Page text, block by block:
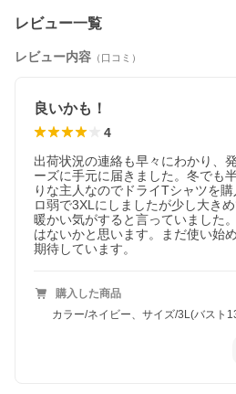
です。
バクネのリカバリーウェア(上下別売)
寝苦しい夏の夜もぐっすりと。
1日頑張った疲れを癒すメッシュ素材
まるで着ていないような軽さと、汗を
夏の睡眠環境をもっと快適に。
レビュー一覧
レビュー内容 （口コミ）
良いかも！
4
出荷状況の連絡も早々にわかり、
ーズに手元に届きました。冬でも
りな主人なのでドライTシャツを
ロ弱で3XLにしましたが少し大き
暖かい気がすると言っていました
はないかと思います。まだ使い始
期待しています。
購入した商品
カラー/ネイビー、サイズ/3L(バスト